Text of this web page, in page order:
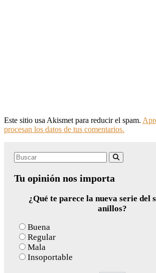
Este sitio usa Akismet para reducir el spam.
procesan los datos de tus comentarios.
Search
Tu opinión nos importa
¿Qué te parece la nueva serie del
anillos?
Buena
Regular
Mala
Insoportable